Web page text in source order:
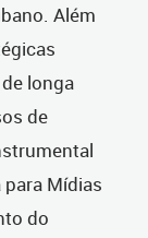
Além
longa
de
Mídias
do